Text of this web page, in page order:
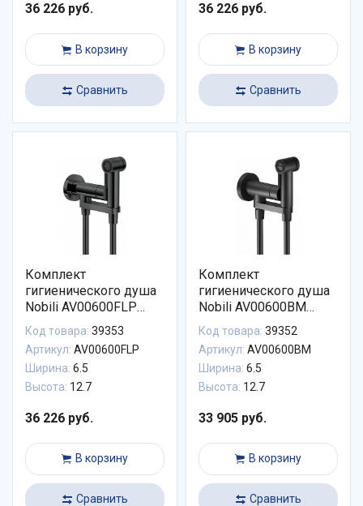
36 226 руб.
В корзину
Сравнить
36 226 руб.
В корзину
Сравнить
Комплект
гигиенического душа
Nobili AV00600FLP
встроенный
глянцевый черный
Код товара: 39353
Артикул: AV00600FLP
Ширина: 6.5
Высота: 12.7
36 226 руб.
В корзину
Сравнить
Комплект
гигиенического душа
Nobili AV00600BM
встроенный матовый
черный
Код товара: 39352
Артикул: AV00600BM
Ширина: 6.5
Высота: 12.7
33 905 руб.
В корзину
Сравнить